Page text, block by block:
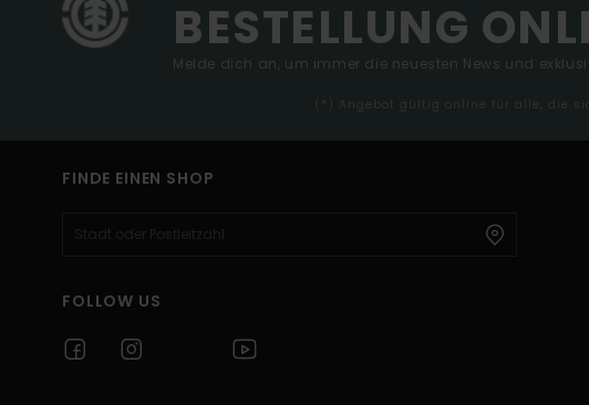
BESTELLUNG
Melde dich an, um immer die neuesten News und
(*) Angebot gültig online für alle, die
FINDE EINEN SHOP
FOLLOW US